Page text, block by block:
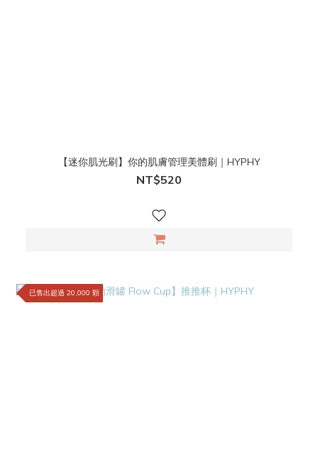
【迷你肌光刷】你的肌膚管理美體刷｜HYPHY
NT$520
已售出超過 20,000 顆